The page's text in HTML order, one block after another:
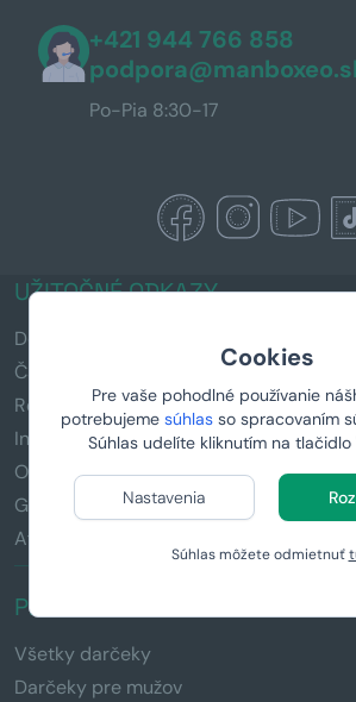
Cookies
Pre vaše pohodlné používanie
potrebujeme súhlas so spracovaním
Súhlas udelíte kliknutím na tlačidlo
Nastavenia
Súhlas môžete odmietnuť
+421 944 766 858
Po-Pia 8:30-17
UŽITOČNÉ ODKAZY
Doručenie a platba
Časté otázky (FAQ)
Reklamácia a vrátenie tovaru
Informácie k darčekom
Obchodné podmienky
GDPR
Affiliate program
PRE KOHO HĽADÁTE DARČEK?
Všetky darčeky
Darčeky pre mužov